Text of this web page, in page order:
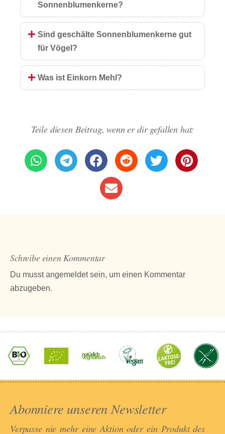
Sonnenblumenkerne?
Sind geschälte Sonnenblumenkerne gut
für Vögel?
Was ist Einkorn Mehl?
Teile diesen Beitrag, wenn er dir gefallen hat:
Schreibe einen Kommentar
Du musstangemeldetsein, um einen Kommentar
abzugeben.
Abonniere unseren Newsletter​
Verpasse nie mehr eine Aktion oder ein Produkt des